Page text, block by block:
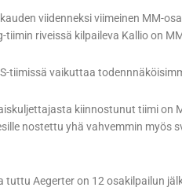
viidenneksi viimeinen MM-
riveissä kilpaileva Kallio on
tiimissä vaikuttaa
kiinnostunut tiimi on
nostettu yhä vahvemmin myös
Aegerter on 12 osakilpailun